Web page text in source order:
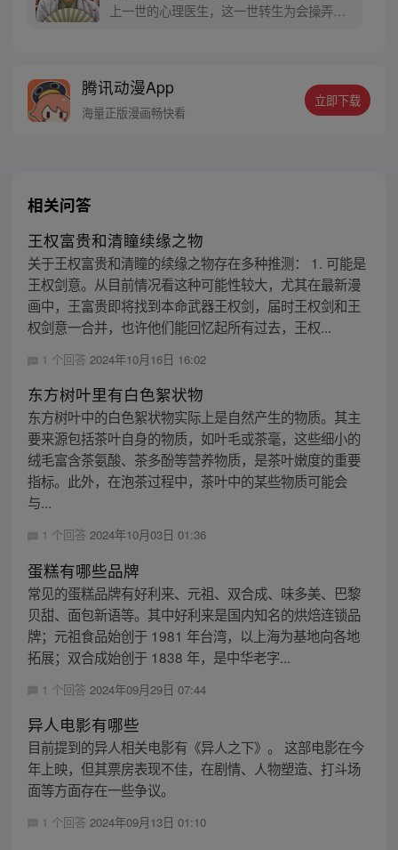
上一世的心理医生，这一世转生为会操弄术
黑白阎君见了他也要问一句：食人心魔何处
来？ 李云心食人，也食人心。
腾讯动漫App
海量正版漫画畅快看
立即下载
相关问答
王权富贵和清瞳续缘之物
关于王权富贵和清瞳的续缘之物存在多种推测： 1. 可能是
王权剑意。从目前情况看这种可能性较大，尤其在最新漫
画中，王富贵即将找到本命武器王权剑，届时王权剑和王
权剑意一合并，也许他们能回忆起所有过去，王权...
1 个回答 2024年10月16日 16:02
东方树叶里有白色絮状物
东方树叶中的白色絮状物实际上是自然产生的物质。其主
要来源包括茶叶自身的物质，如叶毛或茶毫，这些细小的
绒毛富含茶氨酸、茶多酚等营养物质，是茶叶嫩度的重要
指标。此外，在泡茶过程中，茶叶中的某些物质可能会
与...
1 个回答 2024年10月03日 01:36
蛋糕有哪些品牌
常见的蛋糕品牌有好利来、元祖、双合成、味多美、巴黎
贝甜、面包新语等。其中好利来是国内知名的烘焙连锁品
牌；元祖食品始创于 1981 年台湾，以上海为基地向各地
拓展；双合成始创于 1838 年，是中华老字...
1 个回答 2024年09月29日 07:44
异人电影有哪些
目前提到的异人相关电影有《异人之下》。 这部电影在今
年上映，但其票房表现不佳，在剧情、人物塑造、打斗场
面等方面存在一些争议。
1 个回答 2024年09月13日 01:10